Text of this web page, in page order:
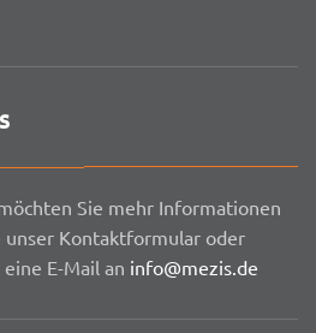
Sie mehr Informationen
unser Kontaktformular oder
E-Mail an info@mezis.de